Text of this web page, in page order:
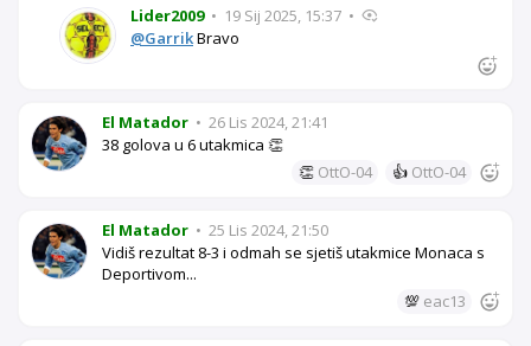
Lider2009 • 19 Sij 2025, 15:37 •
@GarrikBravo
El Matador • 26 Lis 2024, 21:41
38 golova u 6 utakmica 👏
👏 OttO-04 👍 OttO-04
El Matador • 25 Lis 2024, 21:50
Vidiš rezultat 8-3 i odmah se sjetiš utakmice Monaca s
Deportivom...
💯 eac13